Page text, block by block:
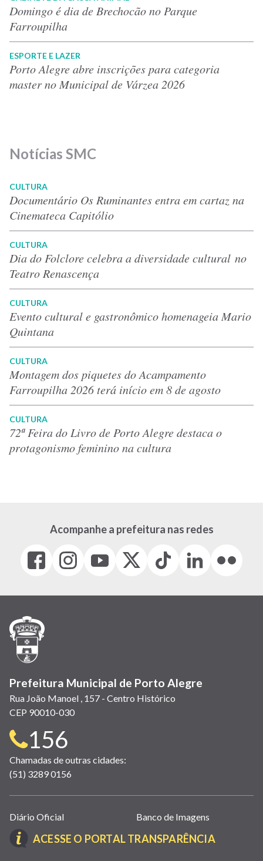
Domingo é dia de Brechocão no Parque
Farroupilha
ESPORTE E LAZER
Porto Alegre abre inscrições para categoria
master no Municipal de Várzea 2026
Notícias SMC
CULTURA
Documentário Os Ruminantes entra em cartaz na
Cinemateca Capitólio
CULTURA
Dia do Folclore celebra a diversidade cultural no
Teatro Renascença
CULTURA
Evento cultural e gastronômico homenageia Mario
Quintana
CULTURA
Montagem dos piquetes do Acampamento
Farroupilha 2026 terá início em 8 de agosto
CULTURA
72ª Feira do Livro de Porto Alegre destaca o
protagonismo feminino na cultura
Acompanhe a prefeitura nas redes
Facebook
(link
em
janela)
Instagram
(link
em
(link
em
(Antigo
(link
Tiktok
(link
em
LinkedIn
(link
em
(link
em
Prefeitura Municipal de Porto Alegre
Rua João Manoel , 157 - Centro Histórico
CEP 90010-030
Telefone
para
contato:
156
Chamadas de outras cidades:
(51) 3289 0156
Links
úteis
(abrem
Diário Oficial Banco de Imagens
ACESSE O PORTAL TRANSPARÊNCIA(LINK